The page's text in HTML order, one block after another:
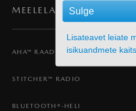
MEELELAHUTUS
AHA™ RAADIO
STITCHER™ RADIO
BLUETOOTH®-HELI
Sulge
Lisateavet leiate
isikuandmete